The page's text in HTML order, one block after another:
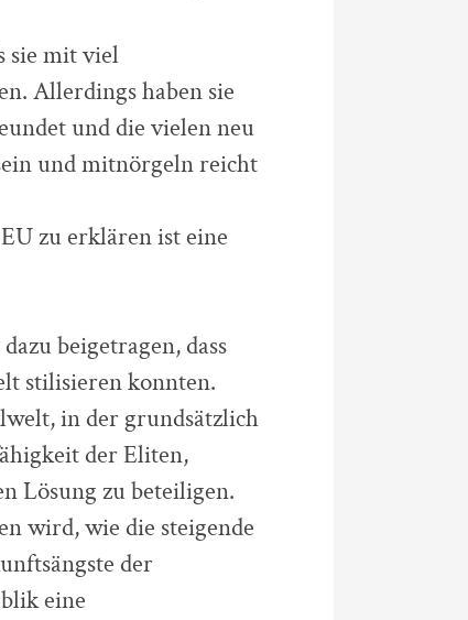
sie mit viel
Allerdings haben sie
und die vielen neu
und mitnörgeln reicht
zu erklären ist eine
beigetragen, dass
stilisieren konnten.
in der grundsätzlich
der Eliten,
Lösung zu beteiligen.
wird, wie die steigende
der
eine